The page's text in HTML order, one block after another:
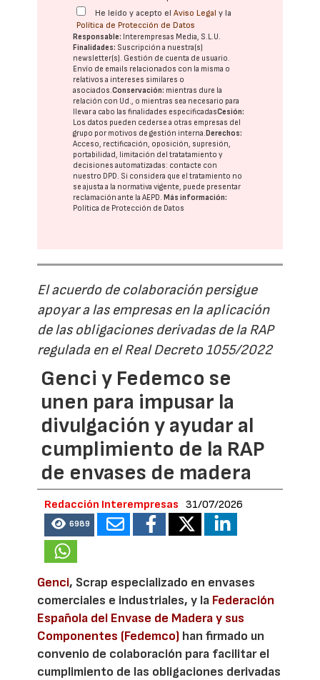
He leído y acepto elAviso Legal y la
Política de Protección de Datos
Responsable: Interempresas Media, S.L.U.
Finalidades: Suscripción a nuestra(s)
newsletter(s). Gestión de cuenta de usuario.
Envío de emails relacionados con la misma o
relativos a intereses similares o
asociados.Conservación: mientras dure la
relación con Ud., o mientras sea necesario para
llevar a cabo las finalidades especificadasCesión:
Los datos pueden cederse a otras empresas del
grupo por motivos de gestión interna.Derechos:
Acceso, rectificación, oposición, supresión,
portabilidad, limitación del tratatamiento y
decisiones automatizadas: contacte con
nuestro DPD. Si considera que el tratamiento no
se ajusta a la normativa vigente, puede presentar
reclamación ante laAEPD.Más información:
Política de Protección de Datos
El acuerdo de colaboración persigue
apoyar a las empresas en la aplicación
de las obligaciones derivadas de la RAP
regulada en el Real Decreto 1055/2022
Genci y Fedemco se
unen para impusar la
divulgación y ayudar al
cumplimiento de la RAP
de envases de madera
Redacción Interempresas 31/07/2026
6989
Genci, Scrap especializado en envases
comerciales e industriales, y la Federación
Española del Envase de Madera y sus
Componentes (Fedemco) han firmado un
convenio de colaboración para facilitar el
cumplimiento de las obligaciones derivadas